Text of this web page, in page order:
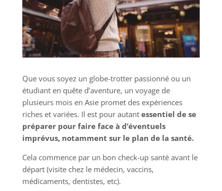
Que vous soyez un globe-trotter passionné ou un
étudiant en quête d’aventure, un voyage de
plusieurs mois en Asie promet des expériences
riches et variées. Il est pour autant essentiel de se
préparer pour faire face à d’éventuels
imprévus, notamment sur le plan de la santé.
Cela commence par un bon check-up santé avant le
départ (visite chez le médecin, vaccins,
médicaments, dentistes, etc).